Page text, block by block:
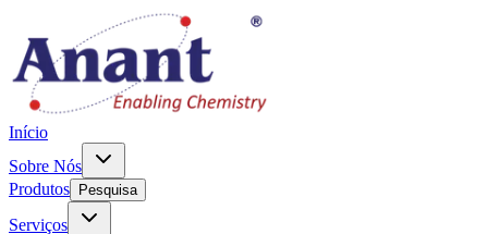
Início
Sobre Nós
Produtos
Pesquisa
Serviços